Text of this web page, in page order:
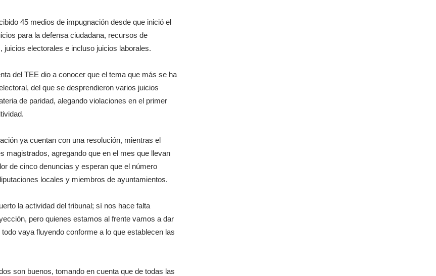
45 medios de impugnación desde que inició el
para la defensa ciudadana, recursos de
electorales e incluso juicios laborales.
del TEE dio a conocer que el tema que más se ha
del que se desprendieron varios juicios
de paridad, alegando violaciones en el primer
ya cuentan con una resolución, mientras el
magistrados, agregando que en el mes que llevan
de cinco denuncias y esperan que el número
locales y miembros de ayuntamientos.
la actividad del tribunal; sí nos hace falta
pero quienes estamos al frente vamos a dar
vaya fluyendo conforme a lo que establecen las
son buenos, tomando en cuenta que de todas las